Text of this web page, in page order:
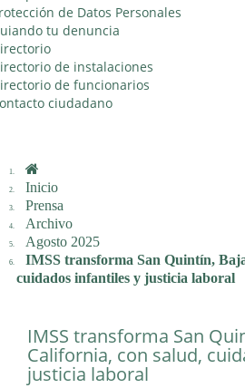
de Datos Personales
tu denuncia
de instalaciones
de funcionarios
ciudadano
Inicio
Prensa
Archivo
Agosto 2025
IMSS transforma San Quintín,
cuidados infantiles y justicia laboral
IMSS transforma San
California, con salud,
justicia laboral